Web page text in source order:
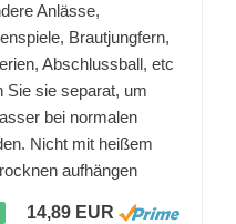
Anlässe,
Brautjungfern,
Abschlussball, etc
Sie sie separat, um
bei normalen
Nicht mit heißem
aufhängen
14,89 EUR